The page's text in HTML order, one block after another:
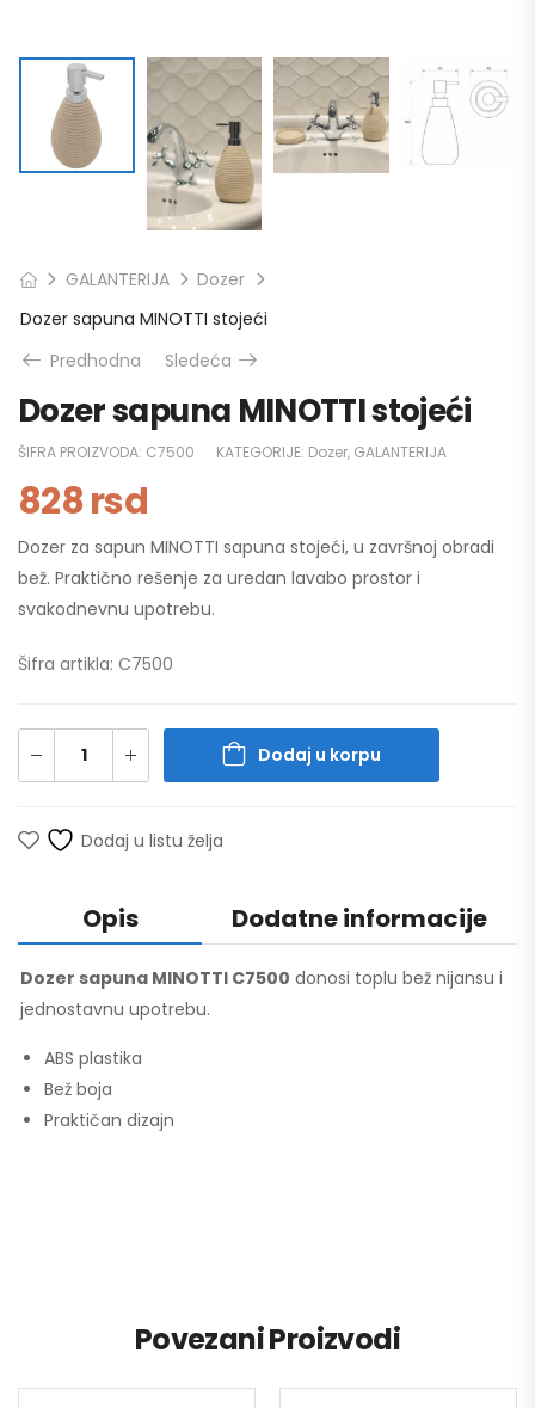
GALANTERIJA
Dozer
Dozer sapuna MINOTTI stojeći
Predhodna
Sledeća
Dozer sapuna MINOTTI stojeći
ŠIFRA PROIZVODA: C7500 KATEGORIJE: Dozer, GALANTERIJA
828rsd
Dozer za sapun MINOTTI sapuna stojeći, u završnoj obradi
bež. Praktično rešenje za uredan lavabo prostor i
svakodnevnu upotrebu.
Šifra artikla: C7500
Dodaj u korpu
Dodaj u listu želja
Opis Dodatne informacije
Dozer sapuna MINOTTI C7500 donosi toplu bež nijansu i
jednostavnu upotrebu.
ABS plastika
Bež boja
Praktičan dizajn
Povezani Proizvodi